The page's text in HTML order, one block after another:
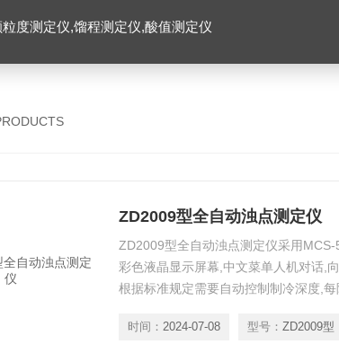
度测定仪,馏程测定仪,酸值测定仪
ZD2009型全自动浊点测定仪
ZD2009型全自动浊点测定仪采用
彩色液晶显示屏幕,中文菜单人机对话,
根据标准规定需要自动控制制冷深度,
温度；测定完成后自动显示打印浊点和
时间： 2024-07-08 型号： ZD2009型